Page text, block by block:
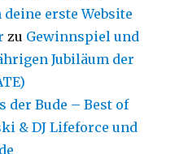
erste Website
zu Gewinnspiel und
Jubiläum der
der Bude – Best of
& DJ Lifeforce und